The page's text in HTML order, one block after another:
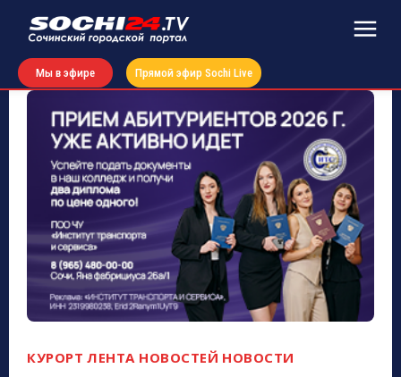
Мы в эфире Прямой эфир Sochi Live
КУРОРТ ЛЕНТА НОВОСТЕЙ НОВОСТИ